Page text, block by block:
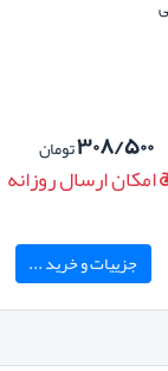
۳۰۸/۵۰۰تومان
امکان ارسال روزانه
جزییات و خرید ...